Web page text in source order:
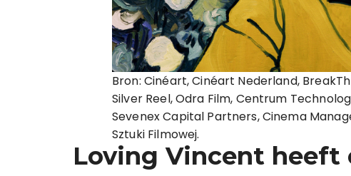
Bron: Cinéart, Cinéart Nederland,
Silver Reel, Odra Film, Centrum
Sevenex Capital Partners, Cinema
Sztuki Filmowej.
Loving Vincent heeft